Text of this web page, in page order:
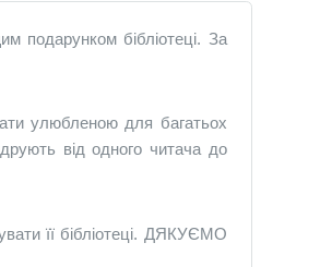
бібліотеці. За
улюбленою для багатьох
від одного читача до
її бібліотеці. ДЯКУЄМО